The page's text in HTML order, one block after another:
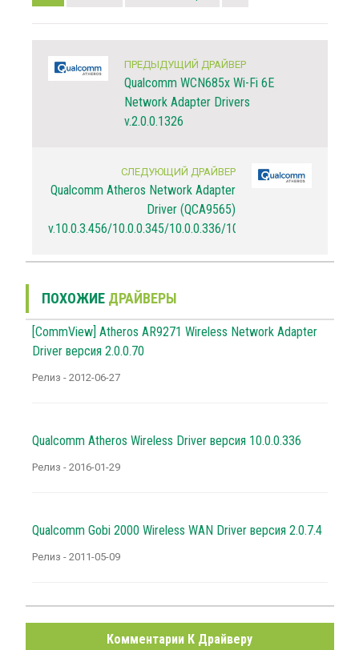
ПРЕДЫДУЩИЙ ДРАЙВЕР
Qualcomm WCN685x Wi-Fi 6E
Network Adapter Drivers
v.2.0.0.1326
СЛЕДУЮЩИЙ ДРАЙВЕР
Qualcomm Atheros Network Adapter
Driver (QCA9565)
v.10.0.3.456/10.0.0.345/10.0.0.336/10.0.0.274
ПОХОЖИЕ ДРАЙВЕРЫ
[CommView] Atheros AR9271 Wireless Network Adapter
Driver версия 2.0.0.70
Релиз - 2012-06-27
Qualcomm Atheros Wireless Driver версия 10.0.0.336
Релиз - 2016-01-29
Qualcomm Gobi 2000 Wireless WAN Driver версия 2.0.7.4
Релиз - 2011-05-09
Комментарии К Драйверу